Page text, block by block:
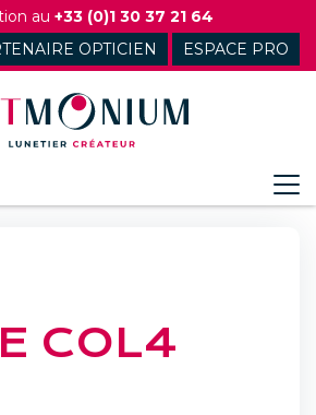
au +33 (0)1 30 37 21 64
OPTICIEN
ESPACE PRO
COL4